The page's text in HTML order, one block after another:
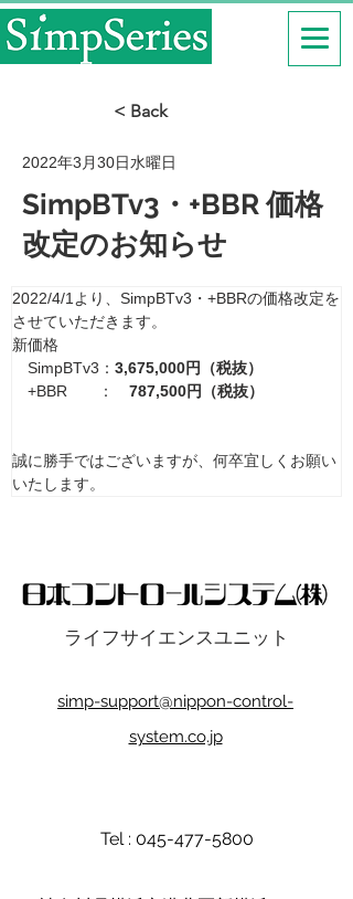
< Back
2022年3月30日水曜日
SimpBTv3・+BBR 価格
改定のお知らせ
2022/4/1より、SimpBTv3・+BBRの価格改定を
させていただきます。
新価格
SimpBTv3： 3,675,000円（税抜）
+BBR　　： 787,500円（税抜）
誠に勝手ではございますが、何卒宜しくお願い
いたします。
ライフサイエンスユニット
simp-support@nippon-control-
system.co.jp
Tel : 045-477-5800